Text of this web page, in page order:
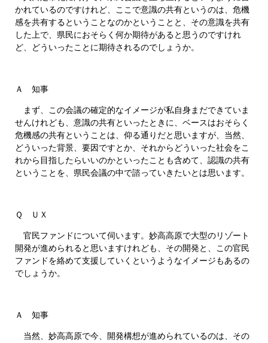
かれているのですけれど、ここで意識の共有というのは、危機
感を共有するということなのかということと、その意識を共有
した上で、県民におそらく何か期待があると思うのですけれ
ど、どういったことに期待されるのでしょうか。
Ａ 知事
まず、この会議の確定的なイメージが私自身まだできていま
せんけれども、意識の共有といったときに、ベースはおそらく
危機感の共有ということは、仰る通りだと思いますが、当然、
どういった背景、要因ですとか、それからどういった社会をこ
れから目指したらいいのかといったことも含めて、認識の共有
ということを、県民会議の中で諮っていきたいとは思います。
Ｑ ＵＸ
官民ファンドについて伺います。妙高高原で大型のリゾート
開発が進められると思いますけれども、その開発と、この官民
ファンドを絡めて支援していくというようなイメージもあるの
でしょうか。
Ａ 知事
当然、妙高高原で今、開発構想が進められているのは、その